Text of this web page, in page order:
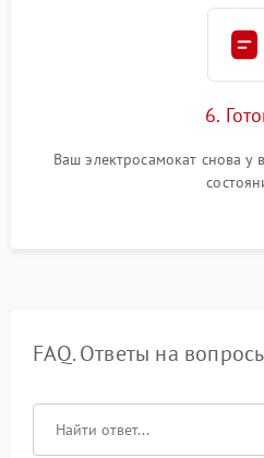
6.
Ваш электросамокат снова у
FAQ. Ответы на